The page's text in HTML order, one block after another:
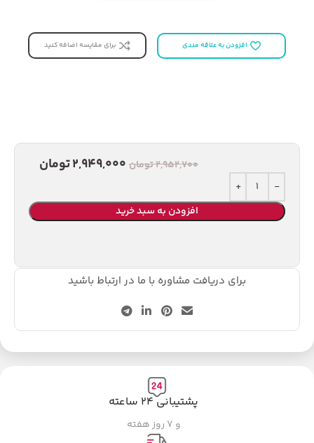
افزودن به علاقه مندی برای مقایسه اضافه کنید
2,952,700تومان 2,949,000تومان
افزودن به سبد خرید
برای دریافت مشاوره با ما در ارتباط باشید
پشتیبانی ۲۴ ساعته
و ۷ روز هفته